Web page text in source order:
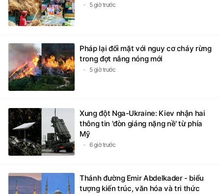
5 giờ trước
Pháp lại đối mặt với nguy cơ cháy rừng
trong đợt nắng nóng mới
5 giờ trước
Xung đột Nga-Ukraine: Kiev nhận hai
thông tin 'đòn giáng nặng nề' từ phía
Mỹ
6 giờ trước
Thánh đường Emir Abdelkader - biểu
tượng kiến trúc, văn hóa và tri thức